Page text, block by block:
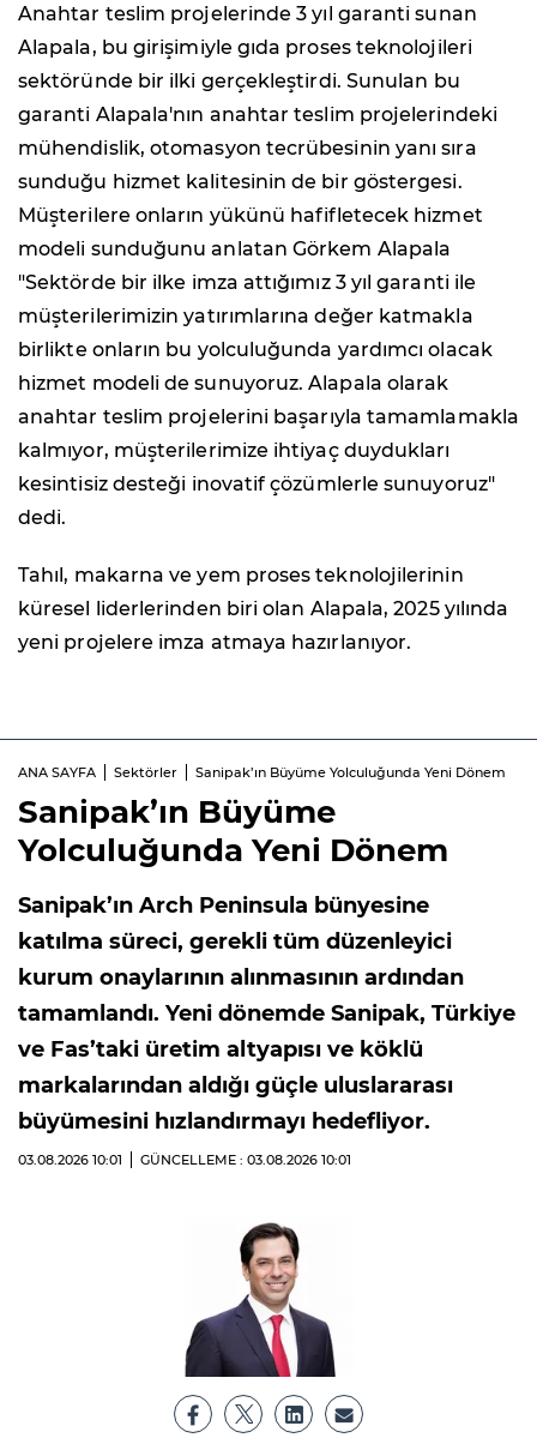
Anahtar teslim projelerinde 3 yıl garanti sunan
Alapala, bu girişimiyle gıda proses teknolojileri
sektöründe bir ilki gerçekleştirdi. Sunulan bu
garanti Alapala'nın anahtar teslim projelerindeki
mühendislik, otomasyon tecrübesinin yanı sıra
sunduğu hizmet kalitesinin de bir göstergesi.
Müşterilere onların yükünü hafifletecek hizmet
modeli sunduğunu anlatan Görkem Alapala
"Sektörde bir ilke imza attığımız 3 yıl garanti ile
müşterilerimizin yatırımlarına değer katmakla
birlikte onların bu yolculuğunda yardımcı olacak
hizmet modeli de sunuyoruz. Alapala olarak
anahtar teslim projelerini başarıyla tamamlamakla
kalmıyor, müşterilerimize ihtiyaç duydukları
kesintisiz desteği inovatif çözümlerle sunuyoruz"
dedi.
Tahıl, makarna ve yem proses teknolojilerinin
küresel liderlerinden biri olan Alapala, 2025 yılında
yeni projelere imza atmaya hazırlanıyor.
ANA SAYFA Sektörler Sanipak’ın Büyüme Yolculuğunda Yeni Dönem
Sanipak’ın Büyüme
Yolculuğunda Yeni Dönem
Sanipak’ın Arch Peninsula bünyesine
katılma süreci, gerekli tüm düzenleyici
kurum onaylarının alınmasının ardından
tamamlandı. Yeni dönemde Sanipak, Türkiye
ve Fas’taki üretim altyapısı ve köklü
markalarından aldığı güçle uluslararası
büyümesini hızlandırmayı hedefliyor.
03.08.2026 10:01 GÜNCELLEME : 03.08.2026 10:01